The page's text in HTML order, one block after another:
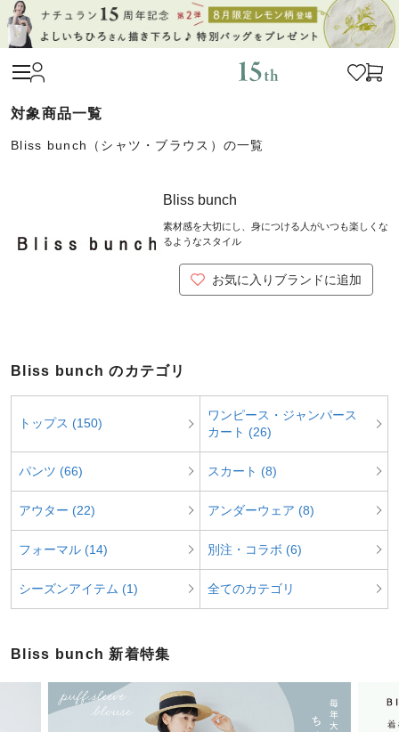
Bliss bunch（シャツ・ブラウス）の一覧
Bliss bunch
素材感を大切にし、身につける人がいつも楽しくな
るようなスタイル
お気に入りブランドに追加
Bliss bunch のカテゴリ
トップス (150)
ワンピース・ジャンパース
カート (26)
パンツ (66) スカート (8)
アウター (22) アンダーウェア (8)
フォーマル (14) 別注・コラボ (6)
シーズンアイテム (1) 全てのカテゴリ
Bliss bunch 新着特集